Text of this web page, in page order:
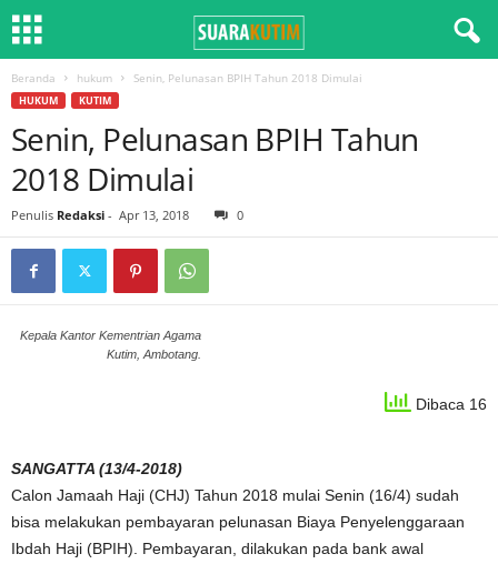
Beranda hukum Senin, Pelunasan BPIH Tahun 2018 Dimulai
HUKUM KUTIM
Senin, Pelunasan BPIH Tahun
2018 Dimulai
Penulis Redaksi - Apr 13, 2018 0
Kepala Kantor Kementrian Agama
Kutim, Ambotang.
Dibaca 16
SANGATTA (13/4-2018)
Calon Jamaah Haji (CHJ) Tahun 2018 mulai Senin (16/4) sudah
bisa melakukan pembayaran pelunasan Biaya Penyelenggaraan
Ibdah Haji (BPIH). Pembayaran, dilakukan pada bank awal